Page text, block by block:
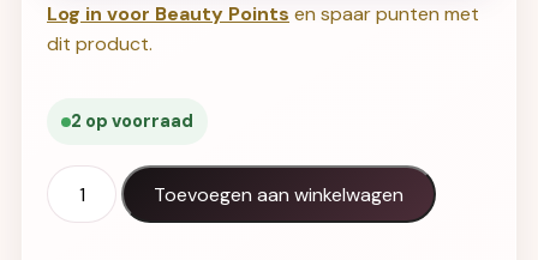
Log in voor Beauty Points en spaar punten met
dit product.
2 op voorraad
Halo Create Flower Phrases stempelplaat aantal
Toevoegen aan winkelwagen